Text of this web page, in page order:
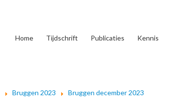
Home Tijdschrift Publicaties Kennis
Bruggen 2023 Bruggen december 2023